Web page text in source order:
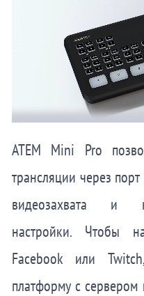
ATEM Mini Pro
трансляции через
видеозахвата и
настройки. Чтобы
Facebook или
платформу с